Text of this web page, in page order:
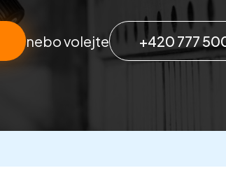
nebo volejte +420 777